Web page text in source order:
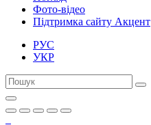
Фото-відео
Підтримка сайту Акцент
РУС
УКР